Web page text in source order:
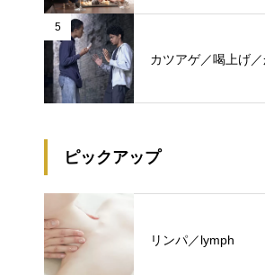
5
カツアゲ／喝上げ
ピックアップ
リンパ／lymph